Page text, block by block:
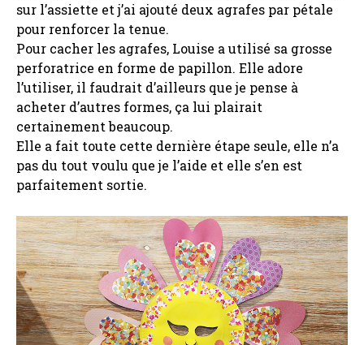
sur l’assiette et j’ai ajouté deux agrafes par pétale
pour renforcer la tenue.
Pour cacher les agrafes, Louise a utilisé sa grosse
perforatrice en forme de papillon. Elle adore
l’utiliser, il faudrait d’ailleurs que je pense à
acheter d’autres formes, ça lui plairait
certainement beaucoup.
Elle a fait toute cette dernière étape seule, elle n’a
pas du tout voulu que je l’aide et elle s’en est
parfaitement sortie.